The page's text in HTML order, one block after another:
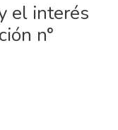
el interés
n°